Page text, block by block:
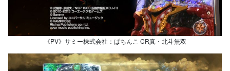
《PV》サミー株式会社：ぱちんこ CR真・北斗無双